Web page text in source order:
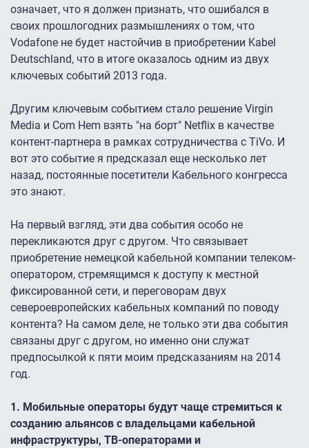
означает, что я должен признать, что ошибался в
своих прошлогодних размышлениях о том, что
Vodafone не будет настойчив в приобретении Kabel
Deutschland, что в итоге оказалось одним из двух
ключевых событий 2013 года.
Другим ключевым событием стало решение Virgin
Media и Com Hem взять "на борт" Netflix в качестве
контент-партнера в рамках сотрудничества с TiVo. И
вот это событие я предсказал еще несколько лет
назад, постоянные посетители Кабельного конгресса
это знают.
На первый взгляд, эти два события особо не
перекликаются друг с другом. Что связывает
приобретение немецкой кабельной компании телеком-
оператором, стремящимся к доступу к местной
фиксированной сети, и переговорам двух
североевропейских кабельных компаний по поводу
контента? На самом деле, не только эти два события
связаны друг с другом, но именно они служат
предпосылкой к пяти моим предсказаниям на 2014
год.
1. Мобильные операторы будут чаще стремиться к
созданию альянсов с владельцами кабельной
инфраструктуры, ТВ-операторами и